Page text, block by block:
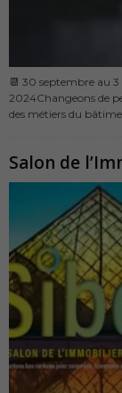
📆 30 septembre au
2024Changeons de
des métiers du
Salon de